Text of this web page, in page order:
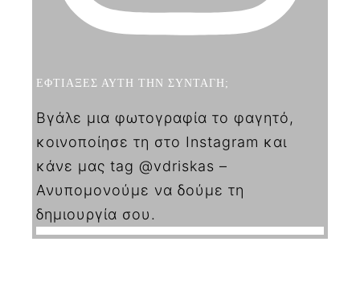
ΕΦΤΙΑΞΕΣ ΑΥΤΗ ΤΗΝ ΣΥΝΤΑΓΗ;
Βγάλε μια φωτογραφία το φαγητό,
κοινοποίησε τη στο Instagram και
κάνε μας tag @vdriskas –
Ανυπομονούμε να δούμε τη
δημιουργία σου.